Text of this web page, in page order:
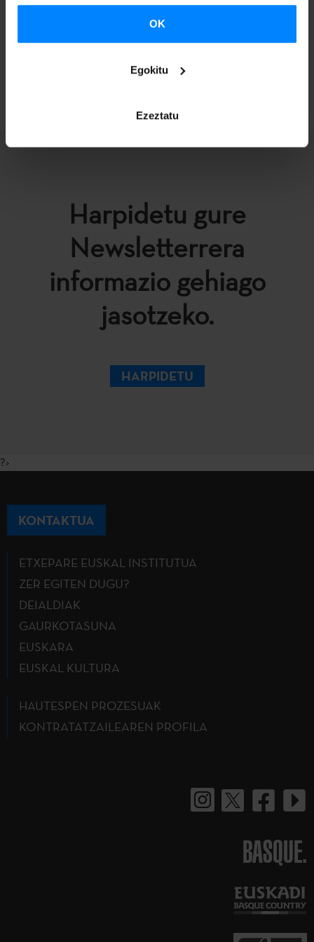
OK
Egokitu
Ezeztatu
Harpidetu gure
Newsletterrera
informazio gehiago
jasotzeko.
HARPIDETU
?>
KONTAKTUA
ETXEPARE EUSKAL INSTITUTUA
ZER EGITEN DUGU?
DEIALDIAK
GAURKOTASUNA
EUSKARA
EUSKAL KULTURA
HAUTESPEN PROZESUAK
KONTRATATZAILEAREN PROFILA
BASQUE.